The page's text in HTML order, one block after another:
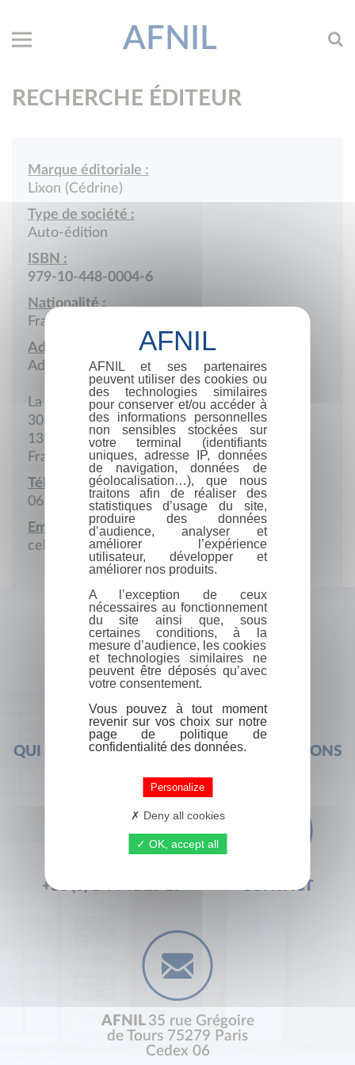
AFNIL
RECHERCHE ÉDITEUR
Marque éditoriale :
Lixon (Cédrine)
Type de société :
Auto-édition
ISBN :
979-10-448-0004-6
Nationalité :
France
Adresse :
Adresse postale
La Gavotte
30 Avenue François-Mitterand
13170 Les Pennes-Mirabeau
France
Téléphone portable :
06 12 96 95 43
Email :
celixdecoverrerie@gmail.com
QUI SOMMES-NOUS ? FOIRE AUX QUESTIONS
+33 (0) 1 44 41 29 19 CONTACT
AFNIL 35 rue Grégoire
de Tours 75279 Paris
Cedex 06
AFNIL et ses partenaires
peuvent utiliser des cookies ou
des technologies similaires
pour conserver et/ou accéder à
des informations personnelles
non sensibles stockées sur
votre terminal (identifiants
uniques, adresse IP, données
de navigation, données de
géolocalisation…), que nous
traitons afin de réaliser des
statistiques d’usage du site,
produire des données
d’audience, analyser et
améliorer l’expérience
utilisateur, développer et
améliorer nos produits.
A l’exception de ceux
nécessaires au fonctionnement
du site ainsi que, sous
certaines conditions, à la
mesure d’audience, les cookies
et technologies similaires ne
peuvent être déposés qu’avec
votre consentement.
Vous pouvez à tout moment
revenir sur vos choix sur notre
page de politique de
confidentialité des données.
Personalize
Deny all cookies
OK, accept all